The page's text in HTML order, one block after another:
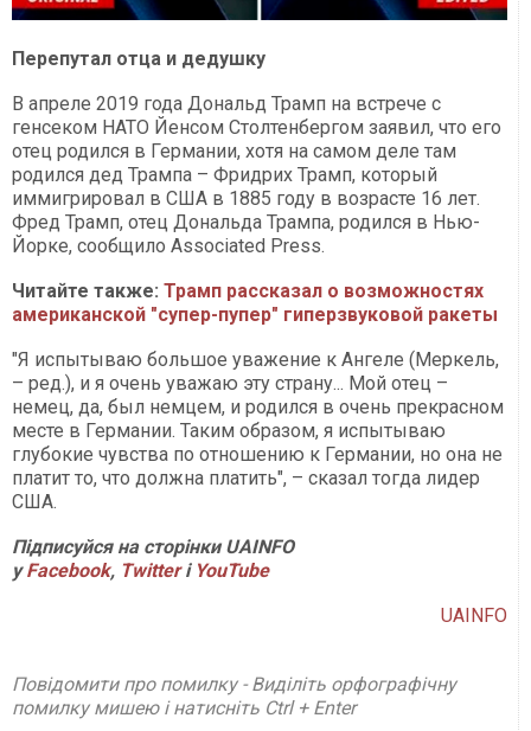
Перепутал отца и дедушку
В апреле 2019 года Дональд Трамп на встрече с
генсеком НАТО Йенсом Столтенбергом заявил, что его
отец родился в Германии, хотя на самом деле там
родился дед Трампа – Фридрих Трамп, который
иммигрировал в США в 1885 году в возрасте 16 лет.
Фред Трамп, отец Дональда Трампа, родился в Нью-
Йорке, сообщило Associated Press.
Читайте также: Трамп рассказал о возможностях
американской "супер-пупер" гиперзвуковой ракеты
"Я испытываю большое уважение к Ангеле (Меркель,
– ред.), и я очень уважаю эту страну... Мой отец –
немец, да, был немцем, и родился в очень прекрасном
месте в Германии. Таким образом, я испытываю
глубокие чувства по отношению к Германии, но она не
платит то, что должна платить", – сказал тогда лидер
США.
Підписуйся на сторінки UAINFO
уFacebook, Twitterі YouTube
UAINFO
Повідомити про помилку - Виділіть орфографічну
помилку мишею і натисніть Ctrl + Enter